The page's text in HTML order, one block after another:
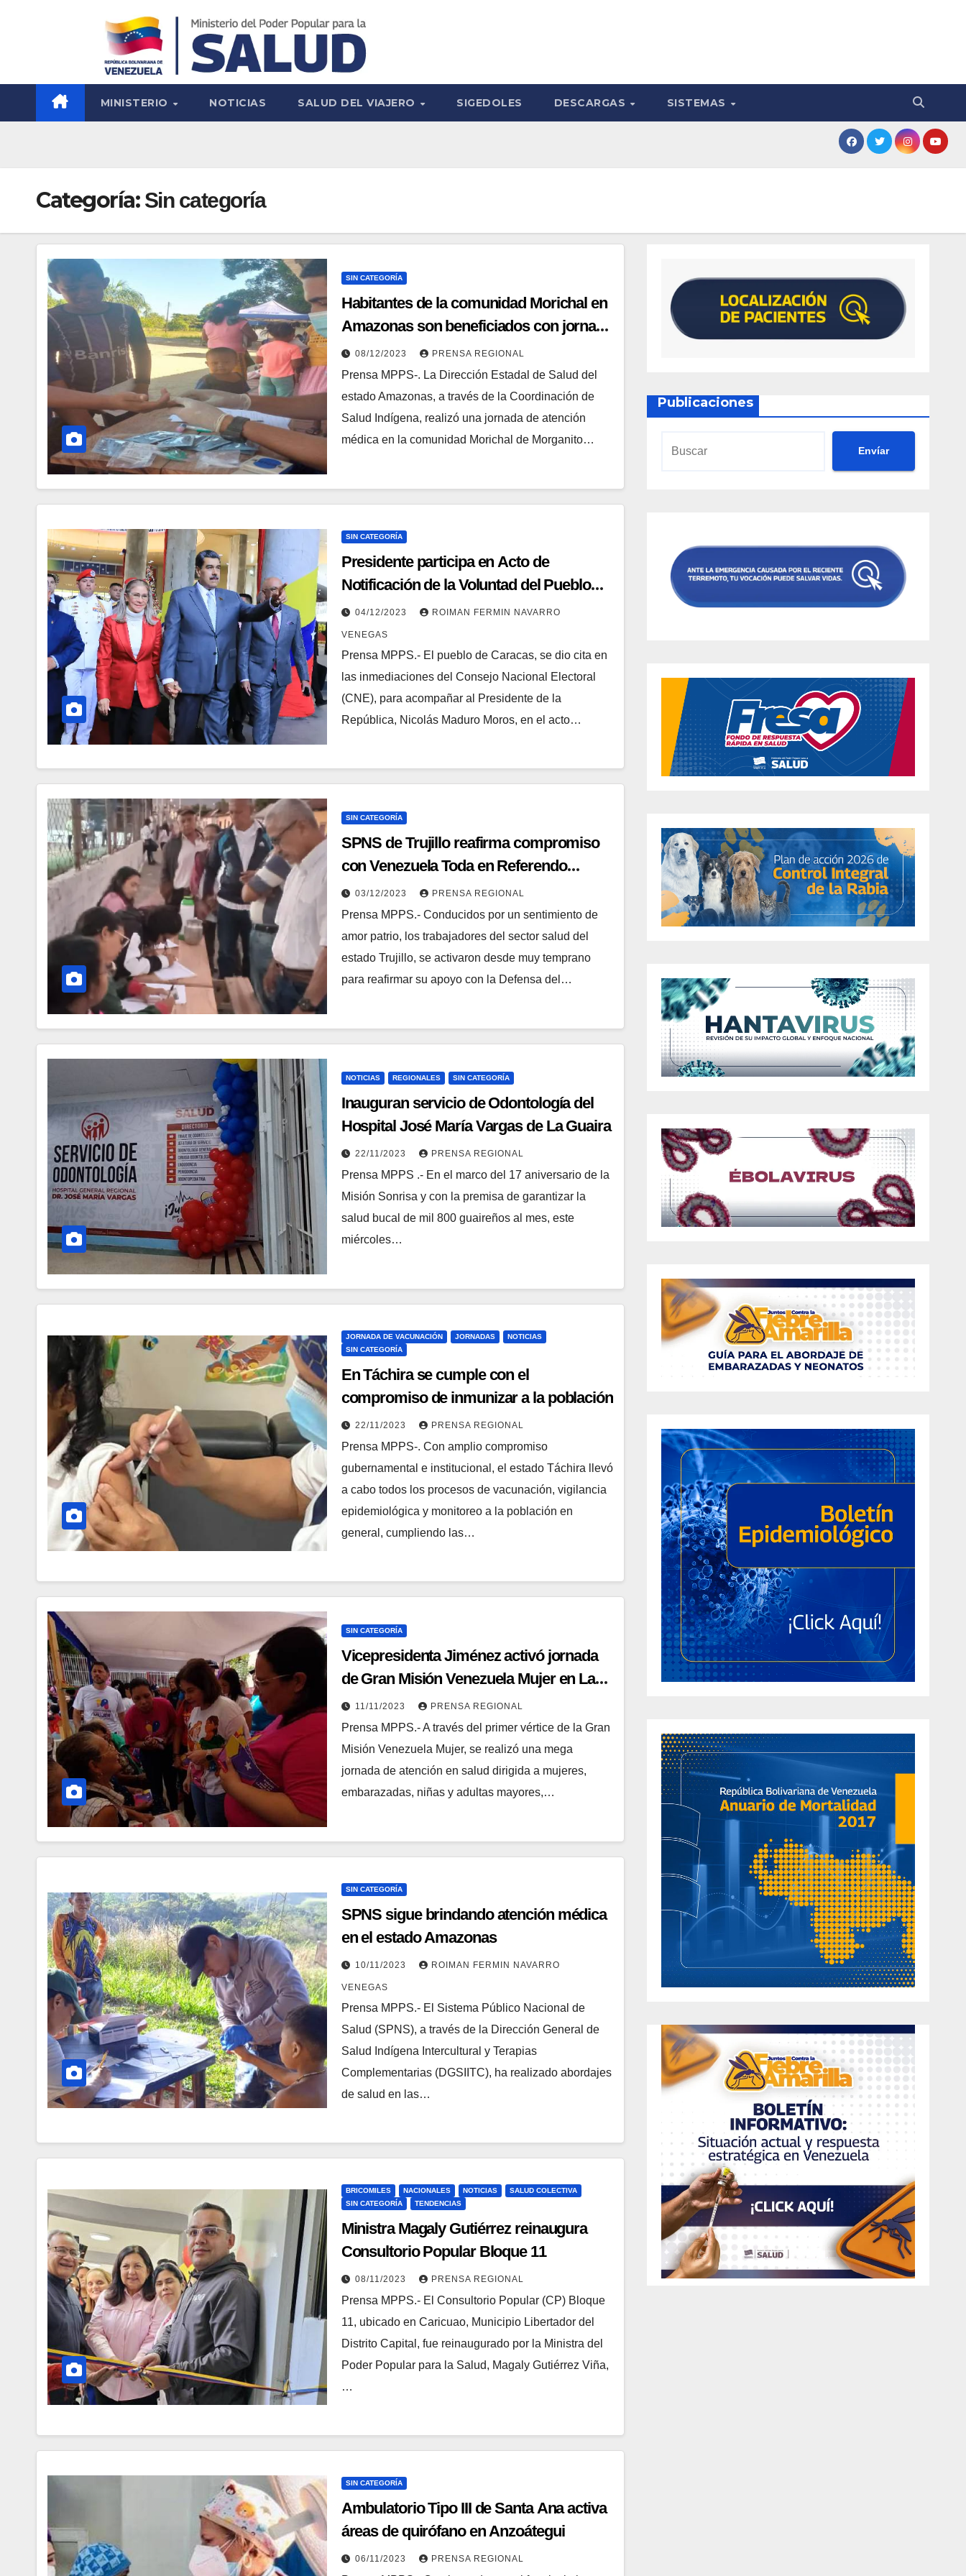
MINISTERIO NOTICIAS SALUD DEL VIAJERO SIGEDOLES DESCARGAS SISTEMAS
Categoría: Sin categoría
SIN CATEGORÍA
Habitantes de la comunidad Morichal en
Amazonas son beneficiados con jornada
de salud
08/12/2023 PRENSA REGIONAL
Prensa MPPS-. La Dirección Estadal de Salud del
estado Amazonas, a través de la Coordinación de
Salud Indígena, realizó una jornada de atención
médica en la comunidad Morichal de Morganito…
SIN CATEGORÍA
Presidente participa en Acto de
Notificación de la Voluntad del Pueblo
Venezolano en el Referéndum
Consultivo
04/12/2023 ROIMAN FERMIN NAVARRO
VENEGAS
Prensa MPPS.- El pueblo de Caracas, se dio cita en
las inmediaciones del Consejo Nacional Electoral
(CNE), para acompañar al Presidente de la
República, Nicolás Maduro Moros, en el acto…
SIN CATEGORÍA
SPNS de Trujillo reafirma compromiso
con Venezuela Toda en Referendo
Consultivo
03/12/2023 PRENSA REGIONAL
Prensa MPPS.- Conducidos por un sentimiento de
amor patrio, los trabajadores del sector salud del
estado Trujillo, se activaron desde muy temprano
para reafirmar su apoyo con la Defensa del…
NOTICIAS REGIONALES SIN CATEGORÍA
Inauguran servicio de Odontología del
Hospital José María Vargas de La Guaira
22/11/2023 PRENSA REGIONAL
Prensa MPPS .- En el marco del 17 aniversario de la
Misión Sonrisa y con la premisa de garantizar la
salud bucal de mil 800 guaireños al mes, este
miércoles…
JORNADA DE VACUNACIÓN JORNADAS
NOTICIAS
SIN CATEGORÍA
En Táchira se cumple con el
compromiso de inmunizar a la población
22/11/2023 PRENSA REGIONAL
Prensa MPPS-. Con amplio compromiso
gubernamental e institucional, el estado Táchira llevó
a cabo todos los procesos de vacunación, vigilancia
epidemiológica y monitoreo a la población en
general, cumpliendo las…
SIN CATEGORÍA
Vicepresidenta Jiménez activó jornada
de Gran Misión Venezuela Mujer en La
Guaira
11/11/2023 PRENSA REGIONAL
Prensa MPPS.- A través del primer vértice de la Gran
Misión Venezuela Mujer, se realizó una mega
jornada de atención en salud dirigida a mujeres,
embarazadas, niñas y adultas mayores,…
SIN CATEGORÍA
SPNS sigue brindando atención médica
en el estado Amazonas
10/11/2023 ROIMAN FERMIN NAVARRO
VENEGAS
Prensa MPPS.- El Sistema Público Nacional de
Salud (SPNS), a través de la Dirección General de
Salud Indígena Intercultural y Terapias
Complementarias (DGSIITC), ha realizado abordajes
de salud en las…
BRICOMILES NACIONALES NOTICIAS
SALUD COLECTIVA
SIN CATEGORÍA
TENDENCIAS
Ministra Magaly Gutiérrez reinaugura
Consultorio Popular Bloque 11
08/11/2023 PRENSA REGIONAL
Prensa MPPS.- El Consultorio Popular (CP) Bloque
11, ubicado en Caricuao, Municipio Libertador del
Distrito Capital, fue reinaugurado por la Ministra del
Poder Popular para la Salud, Magaly Gutiérrez Viña,
…
SIN CATEGORÍA
Ambulatorio Tipo III de Santa Ana activa
áreas de quirófano en Anzoátegui
06/11/2023 PRENSA REGIONAL
Publicaciones
Envíar